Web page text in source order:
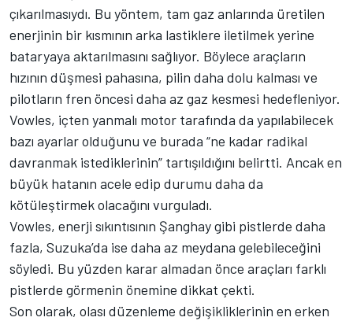
çıkarılmasıydı. Bu yöntem, tam gaz anlarında üretilen
enerjinin bir kısmının arka lastiklere iletilmek yerine
bataryaya aktarılmasını sağlıyor. Böylece araçların
hızının düşmesi pahasına, pilin daha dolu kalması ve
pilotların fren öncesi daha az gaz kesmesi hedefleniyor.
Vowles, içten yanmalı motor tarafında da yapılabilecek
bazı ayarlar olduğunu ve burada “ne kadar radikal
davranmak istediklerinin” tartışıldığını belirtti. Ancak en
büyük hatanın acele edip durumu daha da
kötüleştirmek olacağını vurguladı.
Vowles, enerji sıkıntısının Şanghay gibi pistlerde daha
fazla, Suzuka’da ise daha az meydana gelebileceğini
söyledi. Bu yüzden karar almadan önce araçları farklı
pistlerde görmenin önemine dikkat çekti.
Son olarak, olası düzenleme değişikliklerinin en erken